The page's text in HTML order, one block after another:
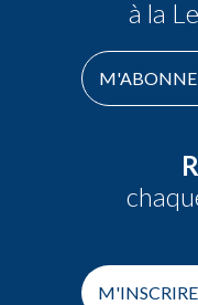
à la
M'INSCRIRE